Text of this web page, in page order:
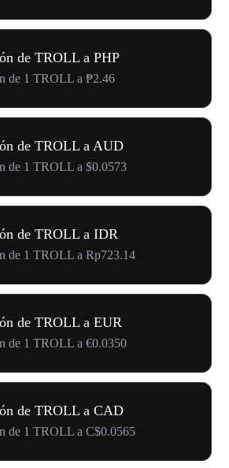
de TROLL a PHP
de 1 TROLL a ₱2.46
de TROLL a AUD
de 1 TROLL a $0.0573
de TROLL a IDR
de 1 TROLL a Rp723.14
de TROLL a EUR
de 1 TROLL a €0.0350
de TROLL a CAD
de 1 TROLL a C$0.0565